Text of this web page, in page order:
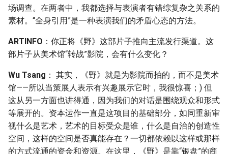
场调查。在两者中，我都选择与表演者有错综复杂之关系的
素材。“全身引用”是一种表演我们的矛盾心态的方法。
ARTINFO ：你正将《野》这部片子推向主流发行渠道。这
部片子从美术馆“转战”影院，会有什么变化？
Wu Tsang ： 其实，《野》就是为影院而拍的，而不是美术
馆——所以当策展人表示有兴趣展示它时，我很惊喜；) 但
这从另一方面也讲得通，因为我们的对话是围绕观众和形式
等展开的。资本运作一直是这项目的基础部分，如同重新审
视什么是艺术，艺术的目标受众是谁，什么是自治的创造性
空间，这样的空间是否真能存在？一切都依赖以这样或那样
的方式流通的资金和资源。在这里，《野》是靠“银盘”的商